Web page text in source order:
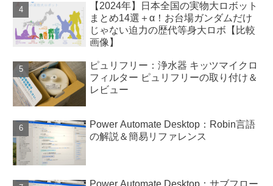
【2024年】日本全国の実物大ロボット
まとめ14選＋α！お台場ガンダムだけ
じゃない迫力の歴代等身大ロボ【比較
画像】
ピュリフリー：浄水器 キッツマイクロ
フィルター ピュリフリーの取り付け＆
レビュー
Power Automate Desktop：Robin言語
の解説＆簡易リファレンス
Power Automate Desktop：サブフロー